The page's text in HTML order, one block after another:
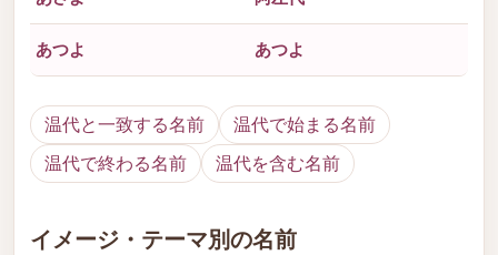
あつよ あつよ
温代と一致する名前
温代で始まる名前
温代で終わる名前
温代を含む名前
イメージ・テーマ別の名前